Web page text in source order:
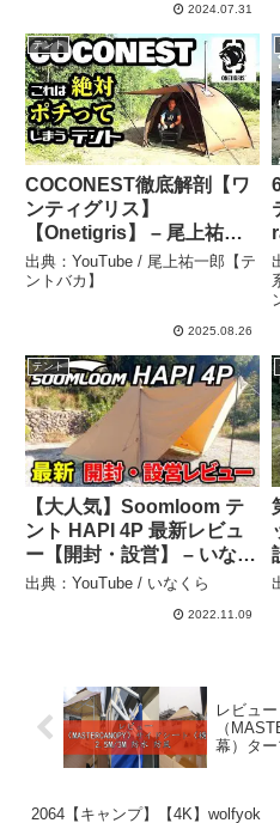
2024.07.31
テント
COCONEST徹底解剖【ワ
ンティグリス】
【Onetigris】 – 尾上祐一
郎【テントバカ】
出典：YouTube / 尾上祐一郎【テ
ントバカ】
2025.08.26
テント
【大人気】Soomloom テ
ント HAPI 4P 最新レビュ
ー【開封・設営】 – いなく
ら
出典：YouTube / いなくら
2022.11.09
レビュ
（
幕）ター
2064【キャンプ】【4K】wolfyok